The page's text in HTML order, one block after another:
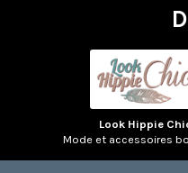
Look Hippie
Mode et accessoires